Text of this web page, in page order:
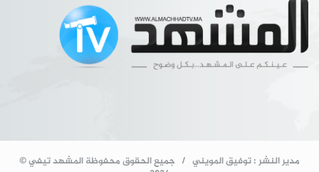
مدير النشر : توفيق المويني / جميع الحقوق محفوظة المشهد تيفي ©